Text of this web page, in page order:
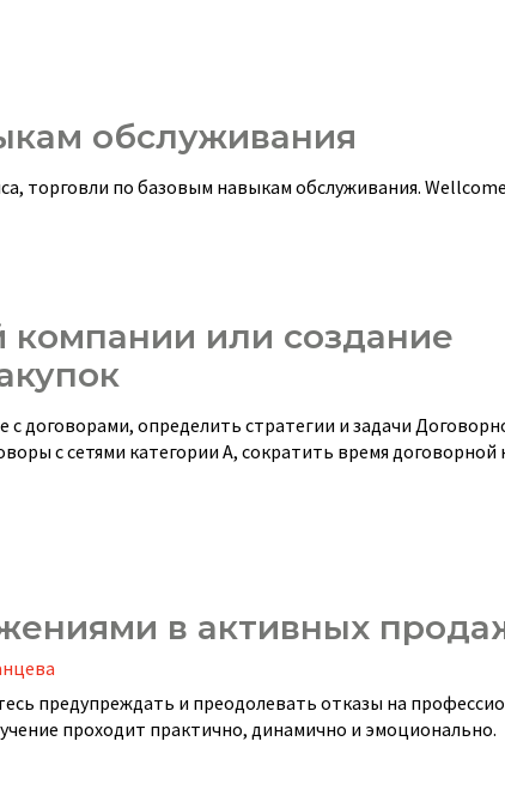
обслуживания
торговли по базовым навыкам обслуживания.
компании или создание
договорами, определить стратегии и задачи
с сетями категории А, сократить время
в активных
предупреждать и преодолевать отказы на
проходит практично, динамично и эмоционально.